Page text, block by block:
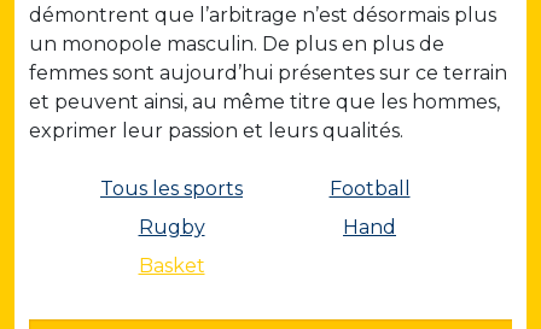
démontrent que l’arbitrage n’est désormais plus
un monopole masculin. De plus en plus de
femmes sont aujourd’hui présentes sur ce terrain
et peuvent ainsi, au même titre que les hommes,
exprimer leur passion et leurs qualités.
Tous les sports
Football
Rugby
Hand
Basket